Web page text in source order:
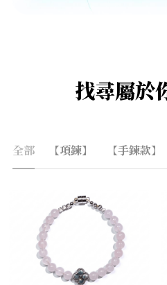
找尋屬於
全部 【項鍊】 【手鍊款】